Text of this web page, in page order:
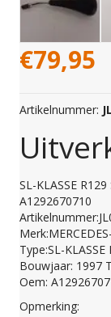
€79,95
Artikelnummer:
SL-KLASSE
A1292670710
Type:SL-KLASSE
Bouwjaar: 1997
Oem:
Opmerking: